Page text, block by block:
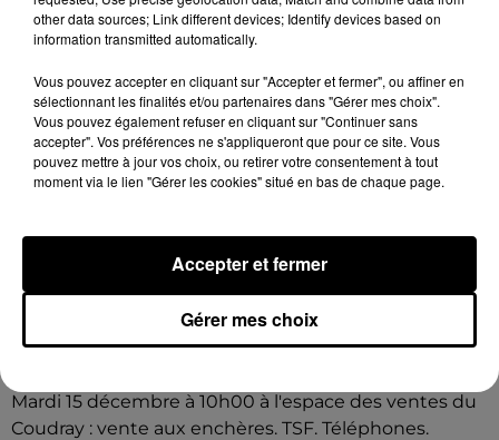
LE COUDRAY - VENTE AUX ENCHÈRES :
Mardi 15 décembre à 10h00 à l'espace des ventes du
Coudray : vente aux enchères. TSF. Téléphones.
other data sources; Link different devices; Identify devices based on
information transmitted automatically.
Vous pouvez accepter en cliquant sur "Accepter et fermer", ou affiner en
sélectionnant les finalités et/ou partenaires dans "Gérer mes choix".
Vous pouvez également refuser en cliquant sur "Continuer sans
accepter". Vos préférences ne s'appliqueront que pour ce site. Vous
pouvez mettre à jour vos choix, ou retirer votre consentement à tout
moment via le lien "Gérer les cookies" situé en bas de chaque page.
Gérer mes choix
Accepter et fermer